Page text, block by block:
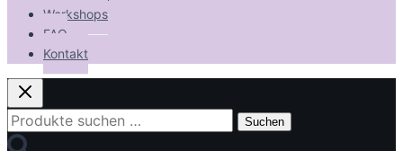
Workshops
FAQ
Kontakt
Suchen
nach:
Suchen